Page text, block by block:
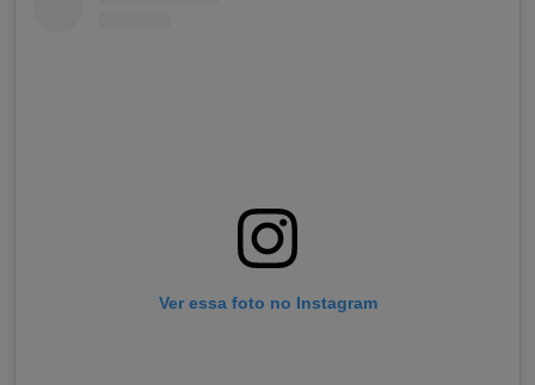
Ver essa foto no Instagram